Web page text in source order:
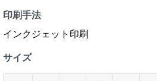
印刷手法
インクジェット印刷
サイズ